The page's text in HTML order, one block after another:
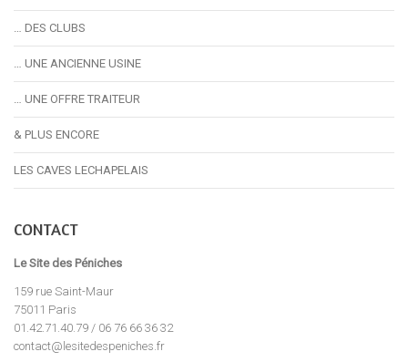
… DES CLUBS
… UNE ANCIENNE USINE
… UNE OFFRE TRAITEUR
& PLUS ENCORE
LES CAVES LECHAPELAIS
CONTACT
Le Site des Péniches
159 rue Saint-Maur
75011 Paris
01.42.71.40.79 / 06 76 66 36 32
contact@lesitedespeniches.fr